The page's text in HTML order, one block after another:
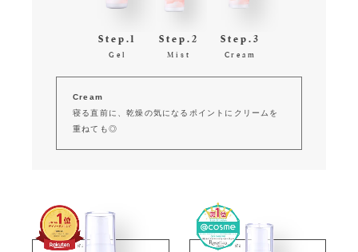
Step.1
Gel
Step.2
Mist
Step.3
Cream
Cream
寝る直前に、乾燥の気になるポイントにクリームを
重ねても◎